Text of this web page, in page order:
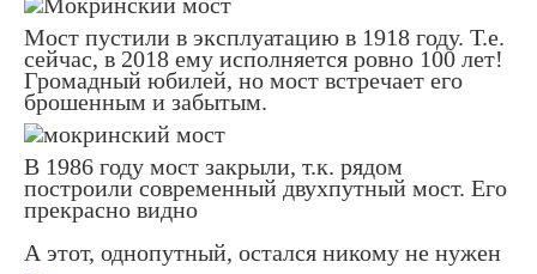
Мост пустили в эксплуатацию в 1918 году. Т.е.
сейчас, в 2018 ему исполняется ровно 100 лет!
Громадный юбилей, но мост встречает его
брошенным и забытым.
В 1986 году мост закрыли, т.к. рядом
построили современный двухпутный мост. Его
прекрасно видно
А этот, однопутный, остался никому не нужен